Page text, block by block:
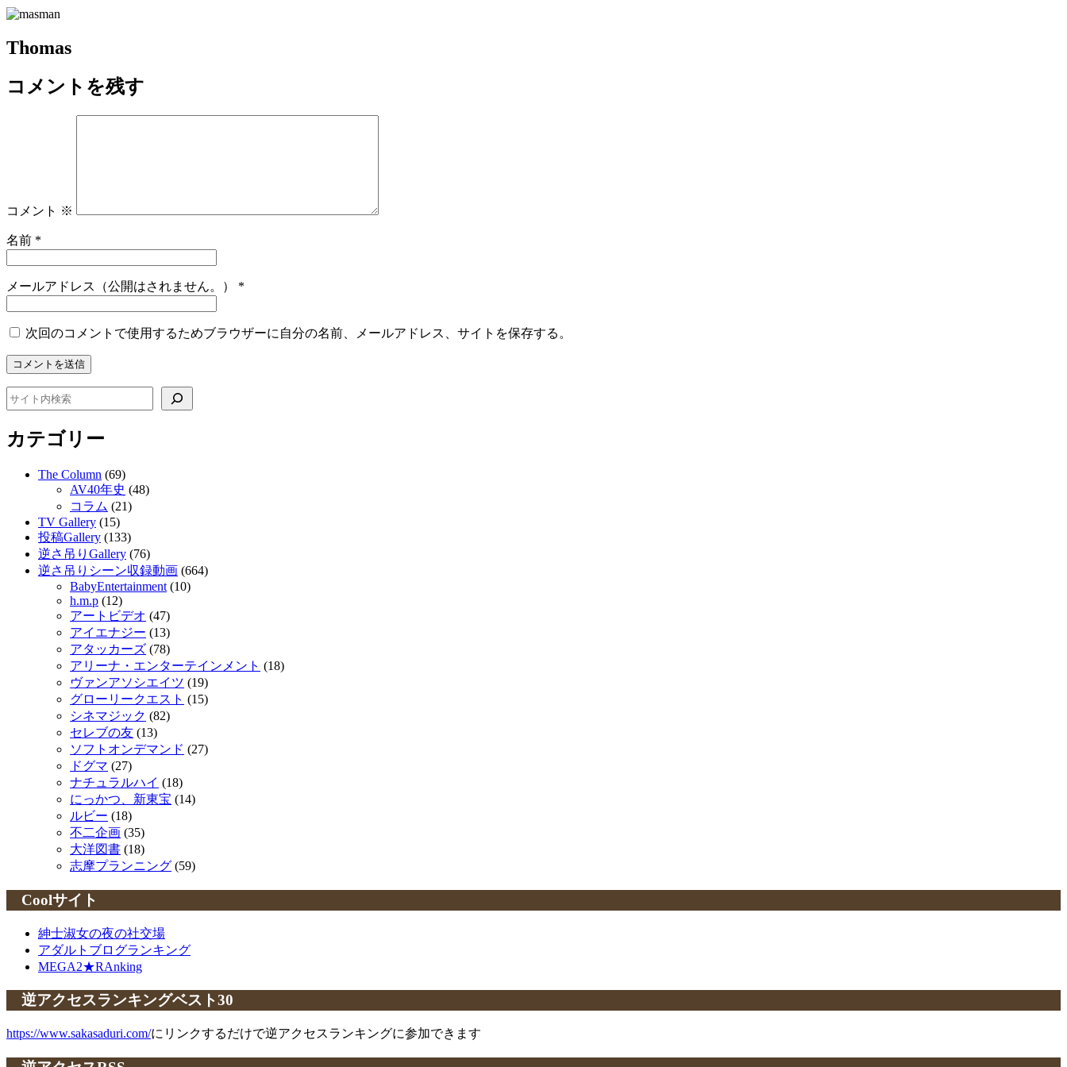
Thomas
コメントを残す
コメント ※
名前 *
メールアドレス（公開はされません。） *
次回のコメントで使用するためブラウザーに自分の名前、メールアドレス、サイトを保存する。
検索
カテゴリー
The Column (69)
AV40年史 (48)
コラム (21)
TV Gallery (15)
投稿Gallery (133)
逆さ吊りGallery (76)
逆さ吊りシーン収録動画 (664)
BabyEntertainment (10)
h.m.p (12)
アートビデオ (47)
アイエナジー (13)
アタッカーズ (78)
アリーナ・エンターテインメント (18)
ヴァンアソシエイツ (19)
グローリークエスト (15)
シネマジック (82)
セレブの友 (13)
ソフトオンデマンド (27)
ドグマ (27)
ナチュラルハイ (18)
にっかつ、新東宝 (14)
ルビー (18)
不二企画 (35)
大洋図書 (18)
志摩プランニング (59)
Coolサイト
紳士淑女の夜の社交場
アダルトブログランキング
MEGA2★RAnking
逆アクセスランキングベスト30
https://www.sakasaduri.com/にリンクするだけで逆アクセスランキングに参加できます